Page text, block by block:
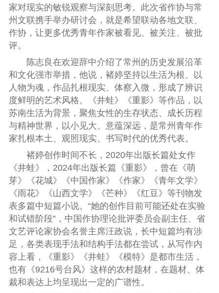
家对现实的敏锐观察与深刻思考。此次省作协与常
州文联携手举办研讨会，就是希望联动各地文联、
作协，让更多优秀青年作家被看见、被关注、被批
评。
陈志良在欢迎辞中介绍了常州的历史发展沿革
和文化强市举措，他说，褚婷坚持以生活为根、以
人物为魂，作品扎根现实、体察入微，形成了辨识
度鲜明的艺术风格。《井蛙》《重影》等作品，以
苏南生活为背景，聚焦女性的生存状态、成长历程
与精神世界，以小见大、意蕴深远，是常州青年作
家扎根本土、观照现实、书写时代的优秀代表。
褚婷创作时间不长，2020年出版长篇处女作
《井蛙》，2024年出版长篇《重影》，曾在《萌
芽》《花城》《中国作家》《作家》《青年文学》
《雨花》《山西文学》《芒种》《红豆》等刊物发
表多篇中短篇小说。“她的创作目前可能还处在实验
和试错阶段”，中国作协理论批评委员会副主任、省
文艺评论家协会名誉主席汪政说，长中短篇均有涉
足，各类表现手法和结构手法都在尝试，从写作内
容上看，《重影》《井蛙》《模特》是都市生活，
也有《9216号台风》这样的农村题材，在题材、体
裁和表达上均呈现出一定的广谱性。